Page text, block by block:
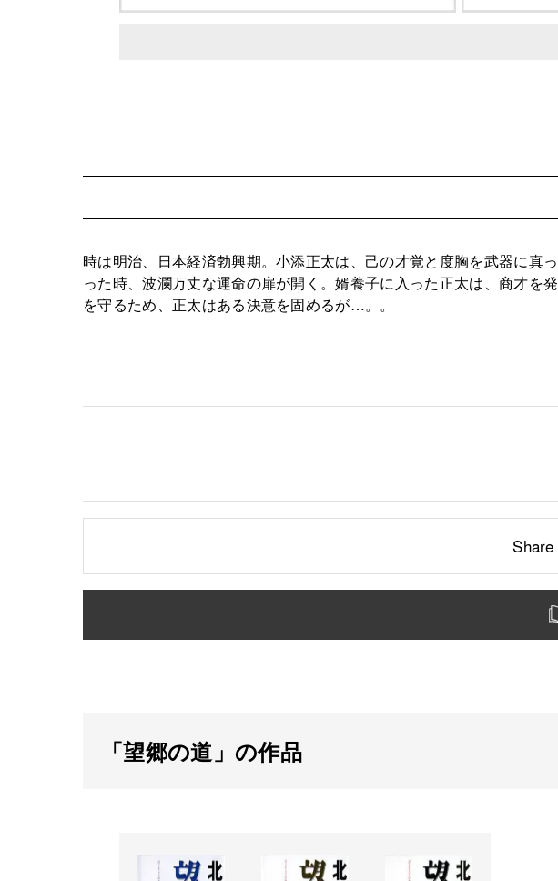
時は明治、日本経済勃興期。小添正太は、己の才覚と度胸を武器に真
った時、波瀾万丈な運命の扉が開く。婿養子に入った正太は、商才
を守るため、正太はある決意を固めるが…。。
Share
「望郷の道」の作品